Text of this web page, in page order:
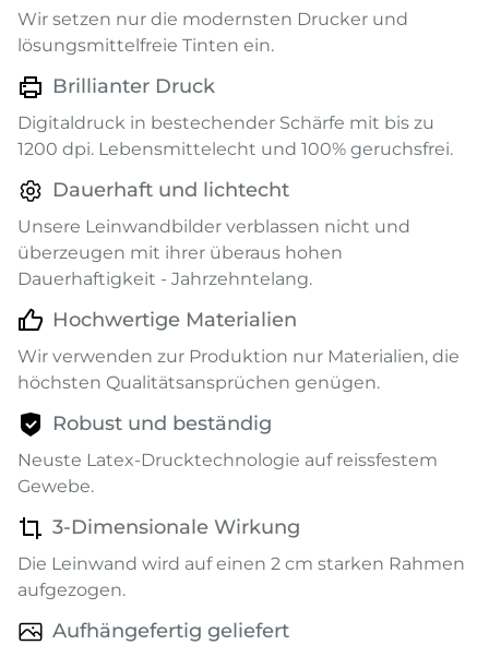
Wir setzen nur die modernsten Drucker und
lösungsmittelfreie Tinten ein.
Brillianter Druck
Digitaldruck in bestechender Schärfe mit bis zu
1200 dpi. Lebensmittelecht und 100% geruchsfrei.
Dauerhaft und lichtecht
Unsere Leinwandbilder verblassen nicht und
überzeugen mit ihrer überaus hohen
Dauerhaftigkeit - Jahrzehntelang.
Hochwertige Materialien
Wir verwenden zur Produktion nur Materialien, die
höchsten Qualitätsansprüchen genügen.
Robust und beständig
Neuste Latex-Drucktechnologie auf reissfestem
Gewebe.
3-Dimensionale Wirkung
Die Leinwand wird auf einen 2 cm starken Rahmen
aufgezogen.
Aufhängefertig geliefert